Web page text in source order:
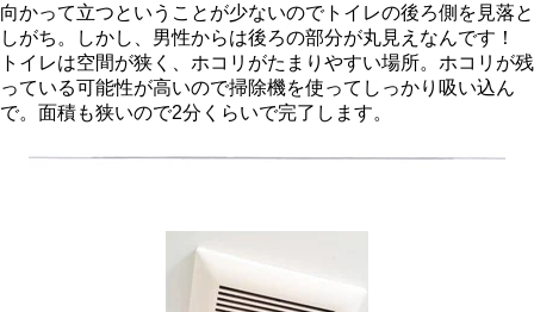
向かって立つということが少ないのでトイレの後ろ側を見落と
しがち。しかし、男性からは後ろの部分が丸見えなんです！
トイレは空間が狭く、ホコリがたまりやすい場所。ホコリが残
っている可能性が高いので掃除機を使ってしっかり吸い込ん
で。面積も狭いので2分くらいで完了します。